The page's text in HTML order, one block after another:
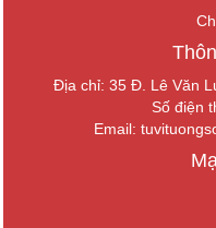
Địa chỉ: 35 Đ. Lê Văn
Số điện
Email: